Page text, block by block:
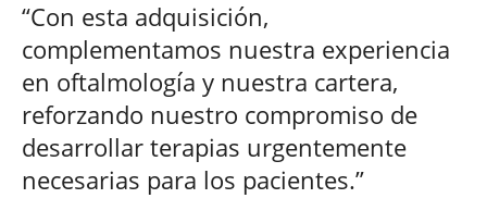
“Con esta adquisición,
complementamos nuestra experiencia
en oftalmología y nuestra cartera,
reforzando nuestro compromiso de
desarrollar terapias urgentemente
necesarias para los pacientes.”